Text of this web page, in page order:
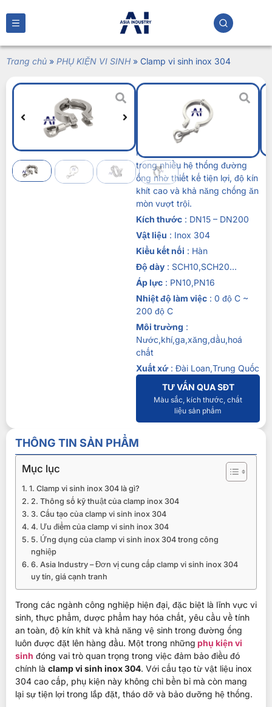
Trang chủ » PHỤ KIỆN VI SINH » Clamp vi sinh inox 304
Clamp vi sinh inox
Clamp vi sinh inox 304
kiện kết nối không thể thiếu
trong nhiều hệ thống đường
ống nhờ thiết kế tiện lợi, độ kín
khít cao và khả năng chống ăn
mòn vượt trội.
Kích thước : DN15 – DN200
Vật liệu : Inox 304
Kiểu kết nối : Hàn
Độ dày : SCH10,SCH20…
Áp lực : PN10,PN16
Nhiệt độ làm việc : 0 độ C ~
200 độ C
Môi trường :
Nước,khí,ga,xăng,dầu,hoá
chất
Xuất xứ: Đài Loan,Trung Quốc
TƯ VẤN QUA SĐT
Màu sắc, kích thước, chất
liệu sản phẩm
THÔNG TIN SẢN PHẨM
Mục lục
1. Clamp vi sinh inox 304 là gì?
2. Thông số kỹ thuật của clamp inox 304
3. Cấu tạo của clamp vi sinh inox 304
4. Ưu điểm của clamp vi sinh inox 304
5. Ứng dụng của clamp vi sinh inox 304 trong công
nghiệp
6. Asia Industry – Đơn vị cung cấp clamp vi sinh inox 304
uy tín, giá cạnh tranh
Trong các ngành công nghiệp hiện đại, đặc biệt là lĩnh vực vi
sinh, thực phẩm, dược phẩm hay hóa chất, yêu cầu về tính
an toàn, độ kín khít và khả năng vệ sinh trong đường ống
luôn được đặt lên hàng đầu. Một trong những phụ kiện vi
sinh đóng vai trò quan trọng trong việc đảm bảo điều đó
chính là clamp vi sinh inox 304. Với cấu tạo từ vật liệu inox
304 cao cấp, phụ kiện này không chỉ bền bỉ mà còn mang
lại sự tiện lợi trong lắp đặt, tháo dỡ và bảo dưỡng hệ thống.